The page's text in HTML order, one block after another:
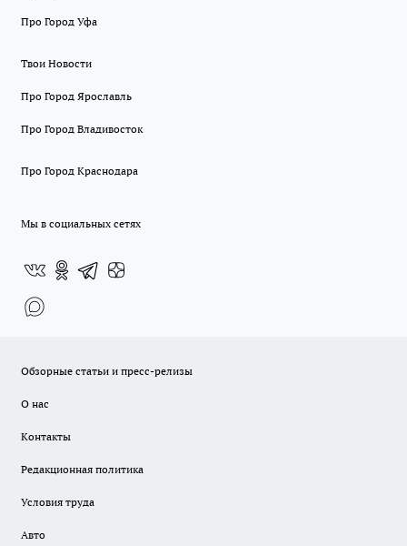
Про Город Уфа
Твои Новости
Про Город Ярославль
Про Город Владивосток
Про Город Краснодара
Мы в социальных сетях
Обзорные статьи и пресс-релизы
О нас
Контакты
Редакционная политика
Условия труда
Авто